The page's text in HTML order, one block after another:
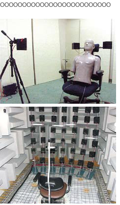
OOOOOOOOOOOOOOOOOOOOOOOOO